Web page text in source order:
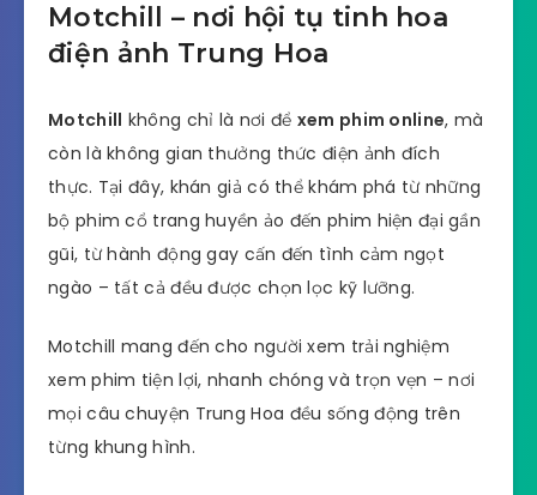
Motchill – nơi hội tụ tinh hoa
điện ảnh Trung Hoa
Motchill không chỉ là nơi để xem phim online, mà
còn là không gian thưởng thức điện ảnh đích
thực. Tại đây, khán giả có thể khám phá từ những
bộ phim cổ trang huyền ảo đến phim hiện đại gần
gũi, từ hành động gay cấn đến tình cảm ngọt
ngào – tất cả đều được chọn lọc kỹ lưỡng.
Motchill mang đến cho người xem trải nghiệm
xem phim tiện lợi, nhanh chóng và trọn vẹn – nơi
mọi câu chuyện Trung Hoa đều sống động trên
từng khung hình.